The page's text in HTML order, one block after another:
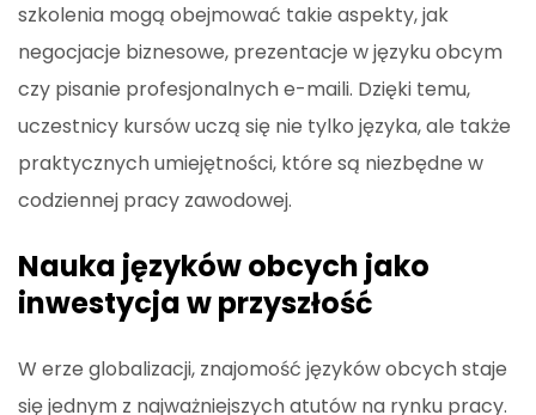
szkolenia mogą obejmować takie aspekty, jak
negocjacje biznesowe, prezentacje w języku obcym
czy pisanie profesjonalnych e-maili. Dzięki temu,
uczestnicy kursów uczą się nie tylko języka, ale także
praktycznych umiejętności, które są niezbędne w
codziennej pracy zawodowej.
Nauka języków obcych jako
inwestycja w przyszłość
W erze globalizacji, znajomość języków obcych staje
się jednym z najważniejszych atutów na rynku pracy.